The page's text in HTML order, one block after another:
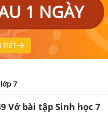
1 NGÀY
TIẾT
7
Vở bài tập Sinh học 7